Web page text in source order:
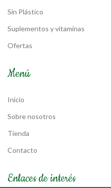
Sin Plástico
Suplementos y vitaminas
Ofertas
Menú
Inicio
Sobre nosotros
Tienda
Contacto
Enlaces de interés